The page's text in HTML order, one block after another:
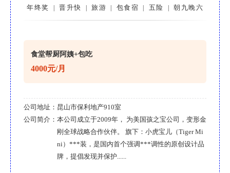
年终奖 | 晋升快 | 旅游 | 包食宿 | 五险 | 朝九晚六
食堂帮厨阿姨+包吃
4000元/月
公司地址： 昆山市保利地产910室
公司简介： 本公司成立于2009年， 为美国孩之宝公司，变形金
刚全球战略合作伙伴。 旗下：小虎宝儿（Tiger Mi
ni）***装，是国内首个强调***调性的原创设计品
牌，提倡发现并保护......